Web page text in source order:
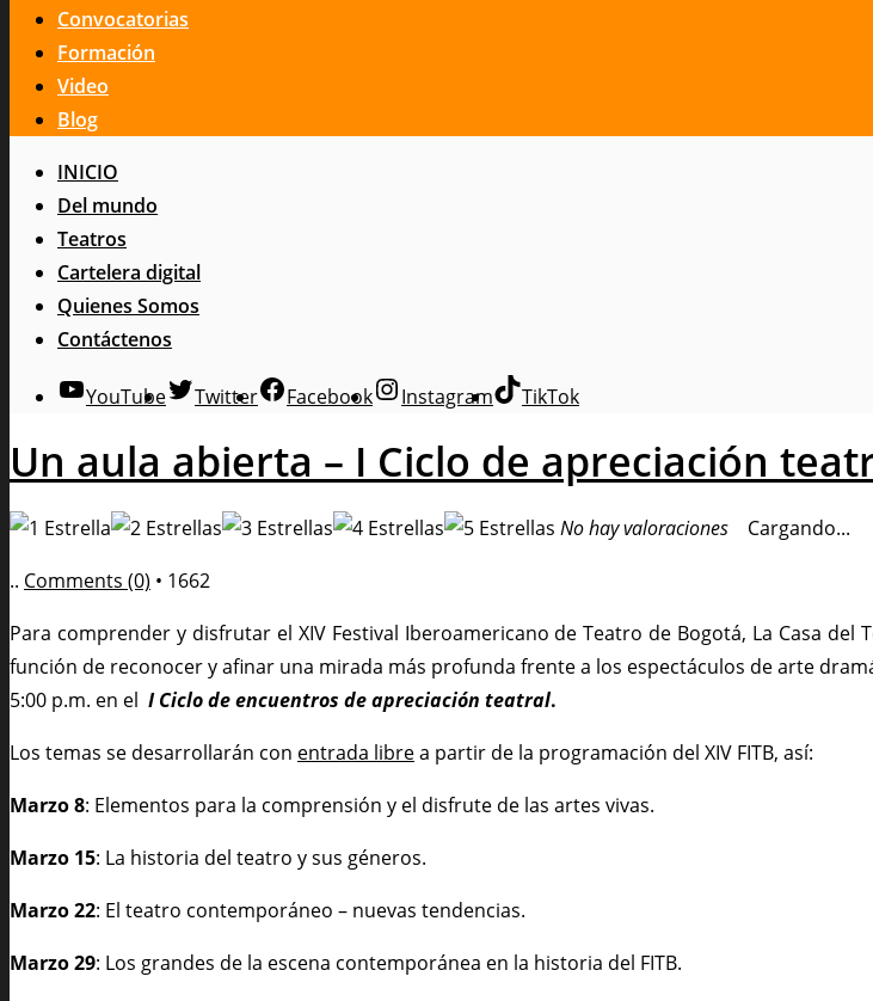
Convocatorias
Formación
Video
Blog
INICIO
Del mundo
Teatros
Cartelera digital
Quienes Somos
Contáctenos
YouTube Twitter Facebook Instagram TikTok
Un aula abierta – I Ciclo de apreciación
No hay valoraciones
Cargando...
.. Comments (0) • 1662
Para comprender y disfrutar el XIV Festival Iberoamericano de Teatro de Bogotá, La Casa
función de reconocer y afinar una mirada más profunda frente a los espectáculos de arte
5:00 p.m. en el I Ciclo de encuentros de apreciación teatral.
Los temas se desarrollarán con entrada librea partir de la programación del XIV FITB, así:
Marzo 8: Elementos para la comprensión y el disfrute de las artes vivas.
Marzo 15: La historia del teatro y sus géneros.
Marzo 22: El teatro contemporáneo – nuevas tendencias.
Marzo 29: Los grandes de la escena contemporánea en la historia del FITB.